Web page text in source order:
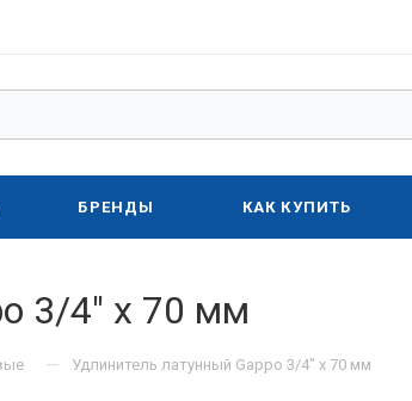
БРЕНДЫ КАК КУПИТЬ
3/4" х 70 мм
— Удлинитель латунный Gappo 3/4" х 70 мм